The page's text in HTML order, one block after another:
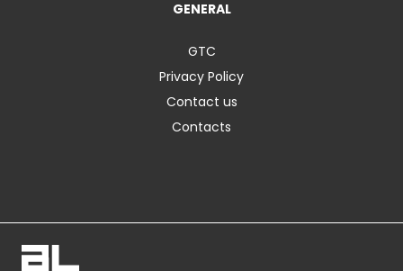
GENERAL
GTC
Privacy Policy
Contact us
Contacts